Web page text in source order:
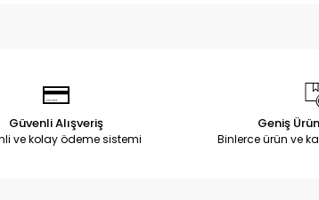
Güvenli Alışveriş
ve kolay ödeme sistemi
Geniş
Binlerce ürün ve